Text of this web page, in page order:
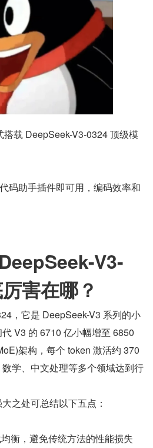
载 DeepSeek-V3-0324 顶级模
码助手插件即可用，编码效率和
V3-
害在哪？
，它是 DeepSeek-V3 系列的小
V3 的 6710 亿小幅增至 6850
架构，每个 token 激活约 370
学、中文处理等多个领域达到行
之处可总结以下五点：
衡，避免传统方法的性能损失